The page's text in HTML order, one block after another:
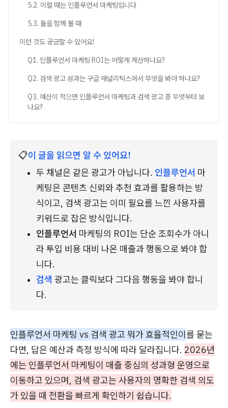
5.2. 이럴 때는 인플루언서 마케팅입니다
5.3. 둘을 함께 볼 때
이런 것도 궁금할 수 있어요!
Q1. 인플루언서 마케팅 ROI는 어떻게 계산하나요?
Q2. 검색 광고 성과는 구글 애널리틱스에서 무엇을 봐야 하나요?
Q3. 예산이 적으면 인플루언서 마케팅과 검색 광고 중 무엇부터 보
나요?
📋이 글을 읽으면 알 수 있어요!
두 채널은 같은 광고가 아닙니다. 인플루언서 마
케팅은 콘텐츠 신뢰와 추천 효과를 활용하는 방
식이고, 검색 광고는 이미 필요를 느낀 사용자를
키워드로 잡은 방식입니다.
인플루언서 마케팅의 ROI는 단순 조회수가 아니
라 투입 비용 대비 나온 매출과 행동으로 봐야 합
니다.
검색 광고는 클릭보다 그다음 행동을 봐야 합니
다.
인플루언서 마케팅 vs 검색 광고 뭐가 효율적인이를 묻는
다면, 답은 예산과 측정 방식에 따라 달라집니다. 2026년
에는 인플루언서 마케팅이 매출 중심의 성과형 운영으로
이동하고 있으며, 검색 광고는 사용자의 명확한 검색 의도
가 있을 때 전환을 빠르게 확인하기 쉽습니다.